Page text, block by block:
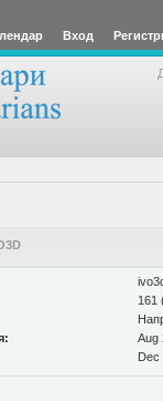
Вход
161
Aug
Dec